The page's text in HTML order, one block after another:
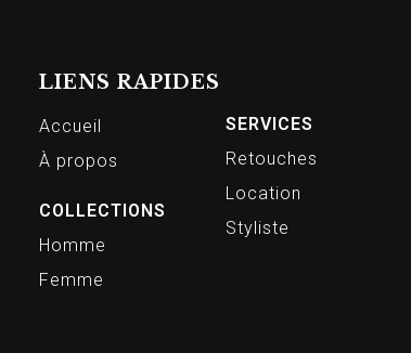
LIENS RAPIDES
Accueil
À propos
COLLECTIONS
Homme
Femme
SERVICES
Retouches
Location
Styliste